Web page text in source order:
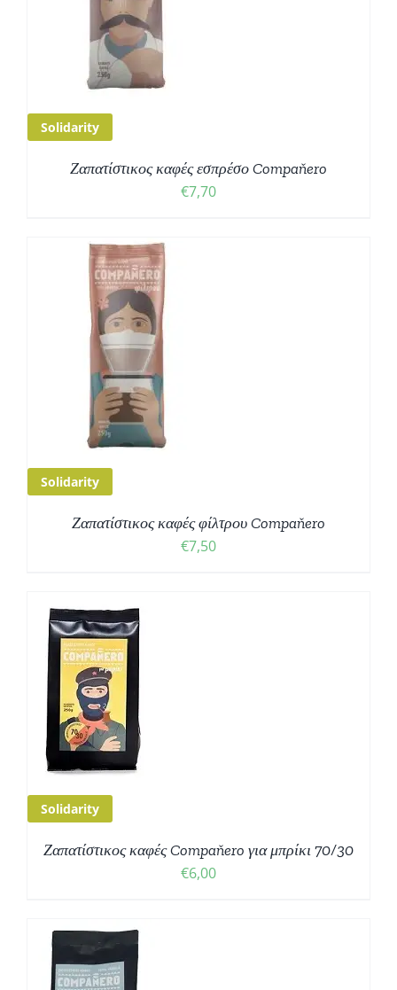
Solidarity
Ζαπατίστικος καφές εσπρέσο Compaňero
€7,70
Solidarity
Ζαπατίστικος καφές φίλτρου Compaňero
€7,50
Solidarity
Ζαπατίστικος καφές Compaňero για μπρίκι 70/30
€6,00